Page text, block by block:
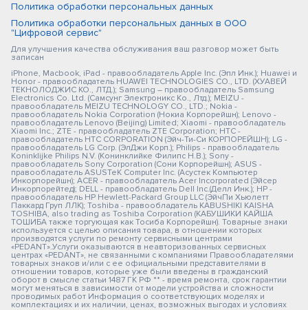
Политика обработки персональных данных
Политика обработки персональных данных в ООО
"Цифровой сервис"
Для улучшения качества обслуживания ваш разговор может быть
записан
iPhone, Macbook, iPad - правообладатель Apple Inc. (Эпл Инк.); Huawei и
Honor - правообладатель HUAWEI TECHNOLOGIES CO., LTD. (ХУАВЕЙ
ТЕКНОЛОДЖИС КО., ЛТД.); Samsung – правообладатель Samsung
Electronics Co. Ltd. (Самсунг Электроникс Ко., Лтд.); MEIZU -
правообладатель MEIZU TECHNOLOGY CO., LTD.; Nokia -
правообладатель Nokia Corporation (Нокиа Корпорейшн); Lenovo -
правообладатель Lenovo (Beijing) Limited; Xiaomi - правообладатель
Xiaomi Inc.; ZTE - правообладатель ZTE Corporation; HTC -
правообладатель HTC CORPORATION (Эйч-Ти-Си КОРПОРЕЙШН); LG -
правообладатель LG Corp. (ЭлДжи Корп.); Philips - правообладатель
Koninklijke Philips N.V. (Конинклийке Филипс Н.В.); Sony -
правообладатель Sony Corporation (Сони Корпорейшн); ASUS -
правообладатель ASUSTeK Computer Inc. (Асустек Компьютер
Инкорпорейшн); ACER - правообладатель Acer Incorporated (Эйсер
Инкорпорейтед); DELL - правообладатель Dell Inc.(Делл Инк.); HP -
правообладатель HP Hewlett-Packard Group LLC (ЭйчПи Хьюлетт
Паккард Груп ЛЛК); Toshiba - правообладатель KABUSHIKI KAISHA
TOSHIBA, also trading as Toshiba Corporation (КАБУШИКИ КАЙША
ТОШИБА также торгующая как Тосиба Корпорейшн). Товарные знаки
используется с целью описания товара, в отношении которых
производятся услуги по ремонту сервисными центрами
«PEDANT».Услуги оказываются в неавторизованных сервисных
центрах «PEDANT», не связанными с компаниями Правообладателями
товарных знаков и/или с ее официальными представителями в
отношении товаров, которые уже были введены в гражданский
оборот в смысле статьи 1487 ГК РФ ** - время ремонта, срок гарантии
могут меняться в зависимости от модели устройства и сложности
проводимых работ Информация о соответствующих моделях и
комплектациях и их наличии, ценах, возможных выгодах и условиях